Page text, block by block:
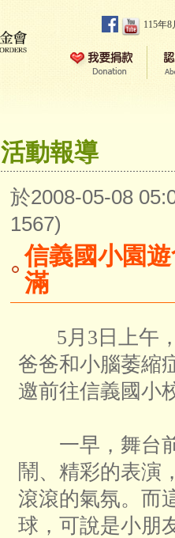
115年
活動報導
於2008-05-08
1567)
信義國小園
滿
5月3日上午，
爸爸和小腦萎縮
邀前往信義國小
一早，舞台前
鬧、精彩的表演
滾滾的氣氛。而
球，可說是小朋